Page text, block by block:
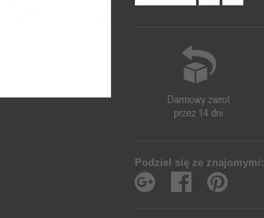
Podziel się ze znajomymi: